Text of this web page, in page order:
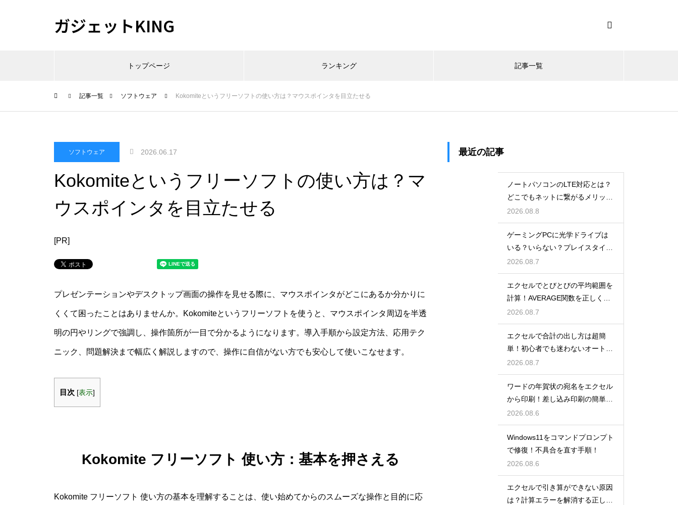
ガジェットKING
トップページ ランキング 記事一覧
記事一覧 ソフトウェア Kokomiteというフリーソフトの使い方は？マウスポインタを目立たせる
ソフトウェア 2026.06.17
Kokomiteというフリーソフトの使い方は？マ
ウスポインタを目立たせる
[PR]
プレゼンテーションやデスクトップ画面の操作を見せる際に、マウスポインタがどこにあるか分かりに
くくて困ったことはありませんか。Kokomiteというフリーソフトを使うと、マウスポインタ周辺を半透
明の円やリングで強調し、操作箇所が一目で分かるようになります。導入手順から設定方法、応用テク
ニック、問題解決まで幅広く解説しますので、操作に自信がない方でも安心して使いこなせます。
目次 [表示]
Kokomite フリーソフト 使い方：基本を押さえる
Kokomite フリーソフト 使い方の基本を理解することは、使い始めてからのスムーズな操作と目的に応
最近の記事
ノートパソコンのLTE対応とは？
どこでもネットに繋がるメリット
解説
2026.08.8
ゲーミングPCに光学ドライブは
いる？いらない？プレイスタイル
で判断
2026.08.7
エクセルでとびとびの平均範囲を
計算！AVERAGE関数を正しく使
うコツ
2026.08.7
エクセルで合計の出し方は超簡
単！初心者でも迷わないオートS
UM術！
2026.08.7
ワードの年賀状の宛名をエクセル
から印刷！差し込み印刷の簡単手
順！
2026.08.6
Windows11をコマンドプロンプト
で修復！不具合を直す手順！
2026.08.6
エクセルで引き算ができない原因
は？計算エラーを解消する正しい